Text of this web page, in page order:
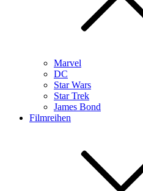
Marvel
DC
Star Wars
Star Trek
James Bond
Filmreihen